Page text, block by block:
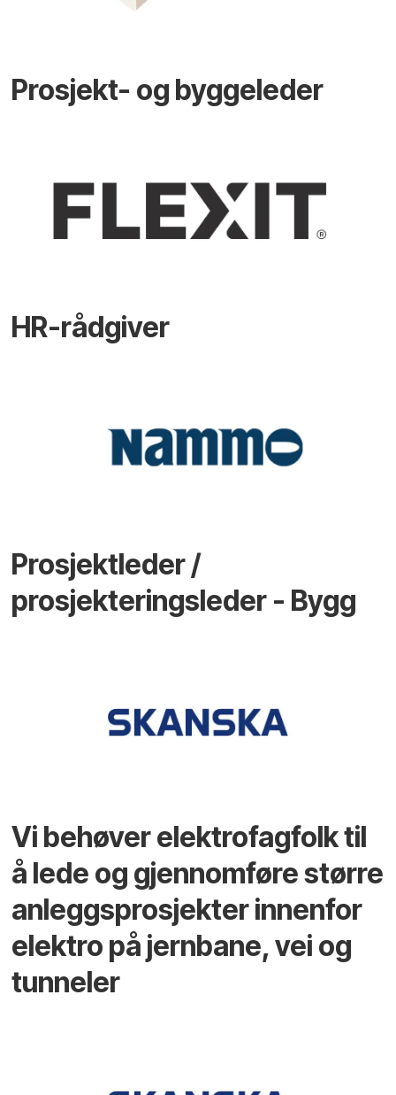
Prosjekt- og byggeleder
HR-rådgiver
Prosjektleder /
prosjekteringsleder - Bygg
Vi behøver elektrofagfolk til
å lede og gjennomføre større
anleggsprosjekter innenfor
elektro på jernbane, vei og
tunneler